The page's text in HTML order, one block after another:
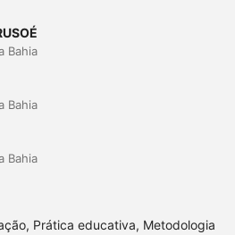
Bahia
Bahia
Bahia
Prática educativa, Metodologia